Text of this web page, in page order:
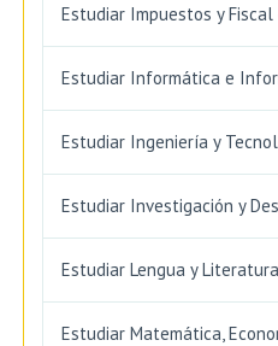
Estudiar Impuestos y Fiscal
Estudiar Informática e
Estudiar Ingeniería y
Estudiar Investigación y
Estudiar Lengua y
Estudiar Matemática,